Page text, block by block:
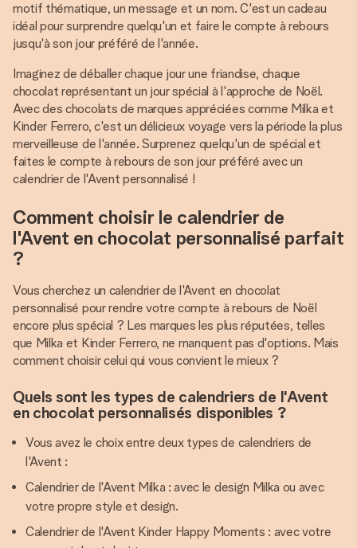
motif thématique, un message et un nom. C'est un cadeau
idéal pour surprendre quelqu'un et faire le compte à rebours
jusqu'à son jour préféré de l'année.
Imaginez de déballer chaque jour une friandise, chaque
chocolat représentant un jour spécial à l'approche de Noël.
Avec des chocolats de marques appréciées comme Milka et
Kinder Ferrero, c'est un délicieux voyage vers la période la plus
merveilleuse de l'année. Surprenez quelqu'un de spécial et
faites le compte à rebours de son jour préféré avec un
calendrier de l'Avent personnalisé !
Comment choisir le calendrier de
l'Avent en chocolat personnalisé parfait
?
Vous cherchez un calendrier de l'Avent en chocolat
personnalisé pour rendre votre compte à rebours de Noël
encore plus spécial ? Les marques les plus réputées, telles
que Milka et Kinder Ferrero, ne manquent pas d'options. Mais
comment choisir celui qui vous convient le mieux ?
Quels sont les types de calendriers de l'Avent
en chocolat personnalisés disponibles ?
Vous avez le choix entre deux types de calendriers de
l'Avent :
Calendrier de l'Avent Milka : avec le design Milka ou avec
votre propre style et design.
Calendrier de l'Avent Kinder Happy Moments : avec votre